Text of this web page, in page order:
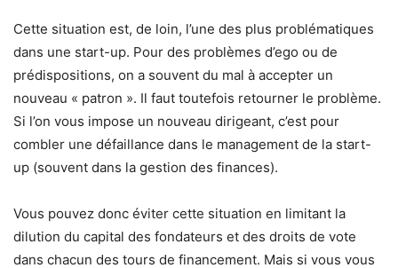
Cette situation est, de loin, l’une des plus problématiques
dans une start-up. Pour des problèmes d’ego ou de
prédispositions, on a souvent du mal à accepter un
nouveau « patron ». Il faut toutefois retourner le problème.
Si l’on vous impose un nouveau dirigeant, c’est pour
combler une défaillance dans le management de la start-
up (souvent dans la gestion des finances).
Vous pouvez donc éviter cette situation en limitant la
dilution du capital des fondateurs et des droits de vote
dans chacun des tours de financement. Mais si vous vous